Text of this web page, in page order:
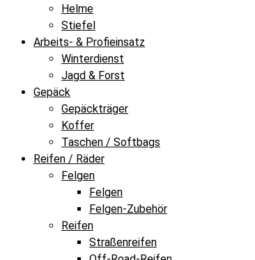
Helme
Stiefel
Arbeits- & Profieinsatz
Winterdienst
Jagd & Forst
Gepäck
Gepäckträger
Koffer
Taschen / Softbags
Reifen / Räder
Felgen
Felgen
Felgen-Zubehör
Reifen
Straßenreifen